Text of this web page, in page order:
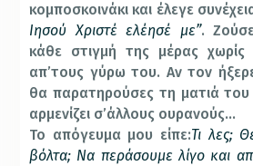
κομποσκοινάκι και έλεγε
Ιησού Χριστέ ελέησέ με”.
κάθε στιγμή της μέρας χωρίς
απ’τους γύρω του. Αν τον
θα παρατηρούσες τη ματιά του
αρμενίζει σ’άλλους ουρανούς…
Το απόγευμα μου είπε:Τι λες;
βόλτα; Να περάσουμε λίγο και